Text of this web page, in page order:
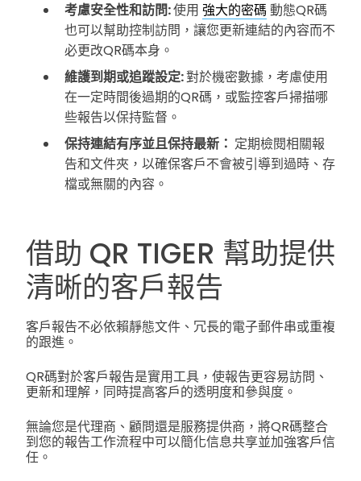
考慮安全性和訪問:使用 強大的密碼 動態QR碼
也可以幫助控制訪問，讓您更新連結的內容而不
必更改QR碼本身。
維護到期或追蹤設定:對於機密數據，考慮使用
在一定時間後過期的QR碼，或監控客戶掃描哪
些報告以保持監督。
保持連結有序並且保持最新： 定期檢閱相關報
告和文件夾，以確保客戶不會被引導到過時、存
檔或無關的內容。
借助 QR TIGER 幫助提供
清晰的客戶報告
客戶報告不必依賴靜態文件、冗長的電子郵件串或重複
的跟進。
QR碼對於客戶報告是實用工具，使報告更容易訪問、
更新和理解，同時提高客戶的透明度和參與度。
無論您是代理商、顧問還是服務提供商，將QR碼整合
到您的報告工作流程中可以簡化信息共享並加強客戶信
任。